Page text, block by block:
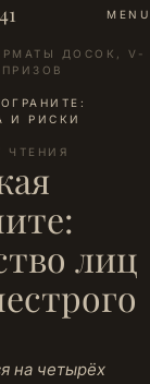
MENU
ДОСОК, V-
И РИСКИ
ЧТЕНИЯ
лиц
на четырёх